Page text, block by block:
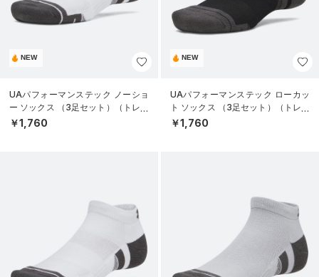
NEW
UAパフォーマンステック ノーショ
ー ソックス （3足セット）（トレー
ニング/UNISEX）
￥1,760
NEW
UAパフォーマンステック ローカッ
ト ソックス （3足セット）（トレー
ニング/UNISEX）
￥1,760